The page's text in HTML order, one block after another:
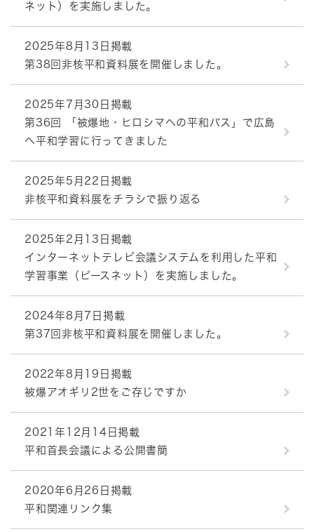
ネット）を実施しました。
2025年8月13日掲載
第38回非核平和資料展を開催しました。
2025年7月30日掲載
第36回 「被爆地・ヒロシマへの平和バス」で広島
へ平和学習に行ってきました
2025年5月22日掲載
非核平和資料展をチラシで振り返る
2025年2月13日掲載
インターネットテレビ会議システムを利用した平和
学習事業（ピースネット）を実施しました。
2024年8月7日掲載
第37回非核平和資料展を開催しました。
2022年8月19日掲載
被爆アオギリ2世をご存じですか
2021年12月14日掲載
平和首長会議による公開書簡
2020年6月26日掲載
平和関連リンク集